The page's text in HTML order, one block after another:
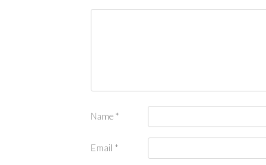
Name *
Email *